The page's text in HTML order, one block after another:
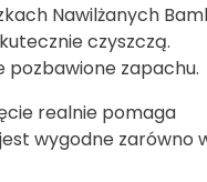
Nawilżanych
czyszczą.
pozbawione zapachu.
realnie pomaga
wygodne zarówno